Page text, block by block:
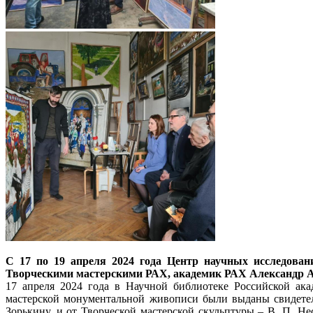
С 17 по 19 апреля 2024 года Центр научных
Творческими мастерскими РАХ, академик РАХ Александр
17 апреля 2024 года в Научной библиотеке Российской
мастерской монументальной живописи были выданы